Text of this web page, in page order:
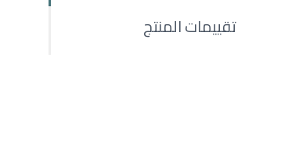
تقييمات المنتج